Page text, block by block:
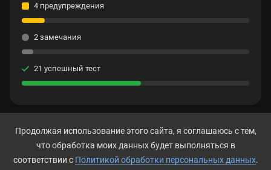
IP-адрес
176.112.213.68
4 предупреждения
2 замечания
21 успешный тест
Продолжая использование этого сайта, я соглашаюсь с тем,
что обработка моих данных будет выполняться в
соответствии с Политикой обработки персональных данных.